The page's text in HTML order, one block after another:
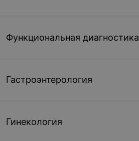
Функциональная диагностика
Гастроэнтерология
Гинекология